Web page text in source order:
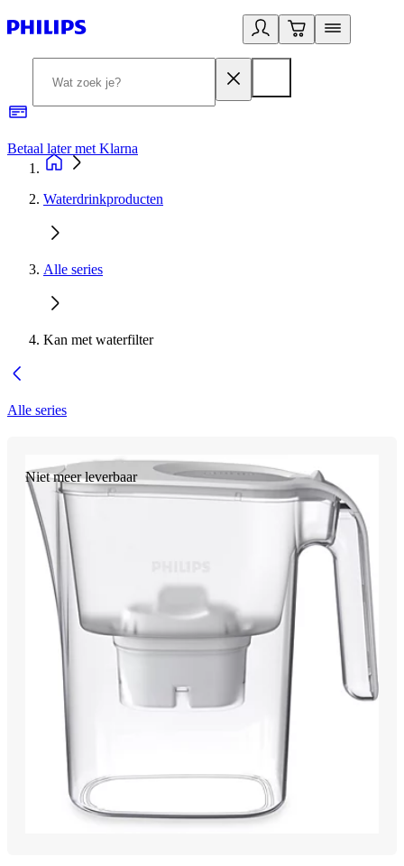
Betaal later met Klarna
Waterdrinkproducten
Alle series
Kan met waterfilter
Alle series
Niet meer leverbaar